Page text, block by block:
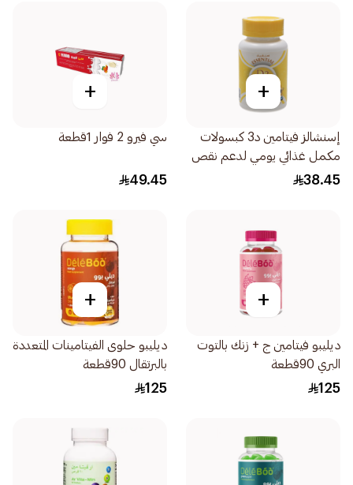
+
إسنشالز فيتامين د3 كبسولات
مكمل غذائي يومي لدعم نقص
العظام 60كبسولة
38.45
+
سي فيرو 2 فوار 1قطعة
49.45
+
ديليبو فيتامين ج + زنك بالتوت
البري 90قطعة
125
+
ديليبو حلوى الفيتامينات المتعددة
بالبرتقال 90قطعة
125